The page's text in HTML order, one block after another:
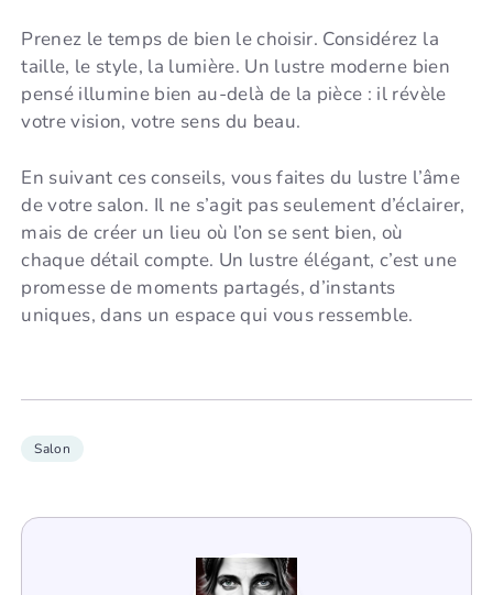
Prenez le temps de bien le choisir. Considérez la
taille, le style, la lumière. Un lustre moderne bien
pensé illumine bien au-delà de la pièce : il révèle
votre vision, votre sens du beau.
En suivant ces conseils, vous faites du lustre l’âme
de votre salon. Il ne s’agit pas seulement d’éclairer,
mais de créer un lieu où l’on se sent bien, où
chaque détail compte. Un lustre élégant, c’est une
promesse de moments partagés, d’instants
uniques, dans un espace qui vous ressemble.
Salon